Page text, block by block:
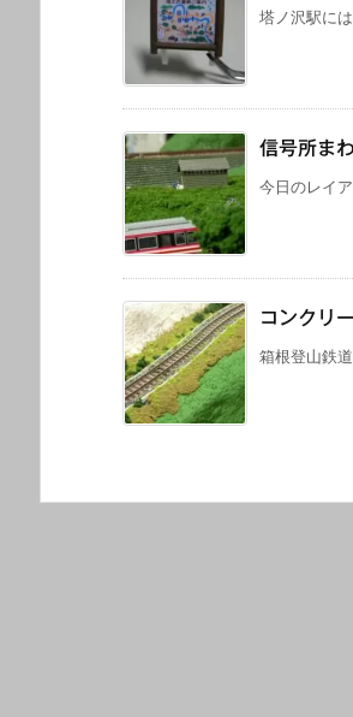
塔ノ沢駅に
信号所ま
今日のレイ
コンクリ
箱根登山鉄